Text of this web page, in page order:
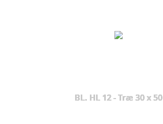
BL. HL 12 - Træ 30 x 50